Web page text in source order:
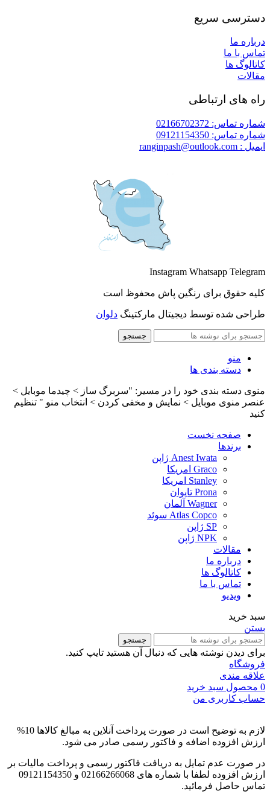
دسترسی سریع
درباره ما
تماس با ما
کاتالوگ ها
مقالات
راه های ارتباطی
شماره تماس: 02166702372
شماره تماس: 09121154350
ایمیل : ranginpash@outlook.com
Instagram Whatsapp Telegram
کلیه حقوق برای رنگین پاش محفوظ است
طراحی شده توسط دیجیتال مارکتینگ دلوان
جستجو
منو
دسته بندی ها
منوی دسته بندی خود را در مسیر: "سربرگ ساز > چیدما موبایل >
عنصر منوی موبایل > نمایش و مخفی کردن > انتخاب منو " تنظیم
کنید
صفحه نخست
برندها
Anest Iwata ژاپن
Graco امریکا
Stanley امریکا
Prona تایوان
Wagner آلمان
Atlas Copco سوئد
SP ژاپن
NPK ژاپن
مقالات
درباره ما
کاتالوگ ها
تماس با ما
ویدیو
سبد خرید
بستن
جستجو
برای دیدن نوشته هایی که دنبال آن هستید تایپ کنید.
فروشگاه
علاقه مندی
0 محصول سبد خرید
حساب کاربری من
لازم به توضیح است در صورت پرداخت آنلاین به مبالغ کالاها 10%
ارزش افزوده اضافه و فاکتور رسمی صادر می شود.
در صورت عدم تمایل به دریافت فاکتور رسمی و پرداخت مالیات بر
ارزش افزوده لطفا با شماره های 02166266068 و 09121154350
تماس حاصل فرمائید.